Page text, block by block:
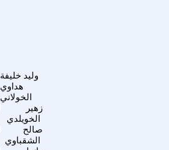
وليد خليفة
هداوي
الخولاني
زهير
الخويلدي
صالح
الشقباوي